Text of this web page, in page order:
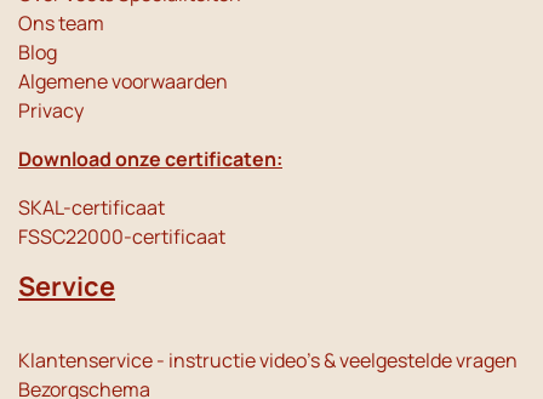
Ons team
Blog
Algemene voorwaarden
Privacy
Download onze certificaten:
SKAL-certificaat
FSSC22000-certificaat
Service
Klantenservice - instructie video's & veelgestelde vragen
Bezorgschema